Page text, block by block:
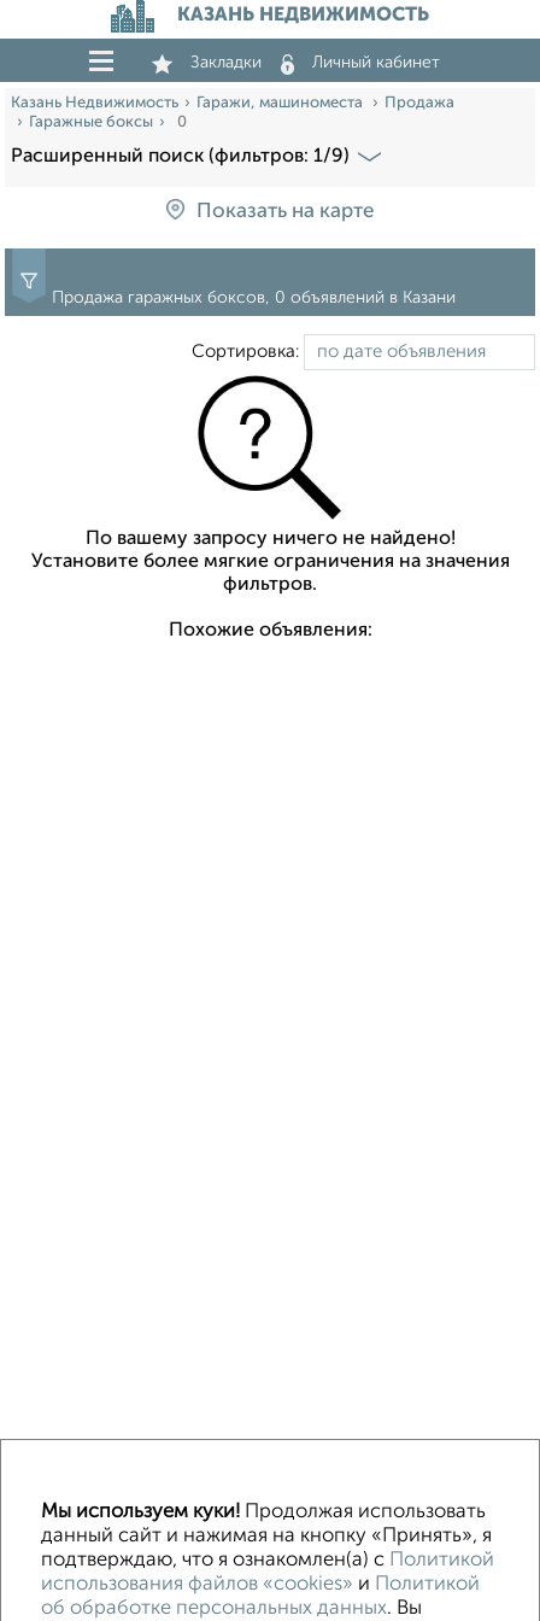
КАЗАНЬ НЕДВИЖИМОСТЬ
Закладки Личный кабинет
Казань Недвижимость Гаражи, машиноместа
Продажа
Гаражные боксы
0
Расширенный поиск (фильтров: 1/9)
Показать на карте
Продажа гаражных боксов, 0 объявлений в Казани
Сортировка:
По вашему запросу ничего не найдено!
Установите более мягкие ограничения на значения
фильтров.
Похожие объявления:
Машиноместа в паркинге Без посредников
Контакты
Политика конфиденциальности
Мы используем куки! Продолжая использовать
данный сайт и нажимая на кнопку «Принять», я
подтверждаю, что я ознакомлен(а) с Политикой
использования файлов «cookies» и Политикой
об обработке персональных данных. Вы